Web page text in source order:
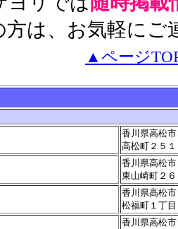
方は、お気軽にご
▲ページ
香川県高松市
高松町２５
香川県高松市
東山崎町２
香川県高松市
松福町１丁
香川県高松市